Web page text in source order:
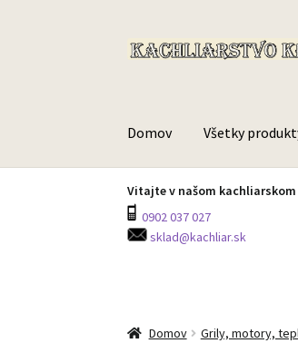
Preskočiť
Preskočiť
Domov Všetky
Vitajte v našom kachliarskom
0902 037 027
sklad@kachliar.sk
Domov Grily, motory,